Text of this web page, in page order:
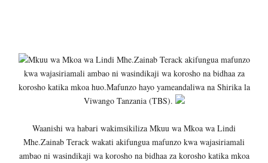
OSCAR ASSENGA- Aug 06 2026
JUBILEE GROUP TANZANIA YAZINDUA
OSCAR ASSENGA-Aug 07 2026
Mkuu wa Mkoa wa Lindi Mhe.Zainab Terack akifungua mafunzo
kwa wajasiriamali ambao ni wasindikaji wa korosho na bidhaa za
korosho katika mkoa huo.Mafunzo hayo yameandaliwa na Shirika la
Viwango Tanzania (TBS).
Waanishi wa habari wakimsikiliza Mkuu wa Mkoa wa Lindi
Mhe.Zainab Terack wakati akifungua mafunzo kwa wajasiriamali
ambao ni wasindikaji wa korosho na bidhaa za korosho katika mkoa